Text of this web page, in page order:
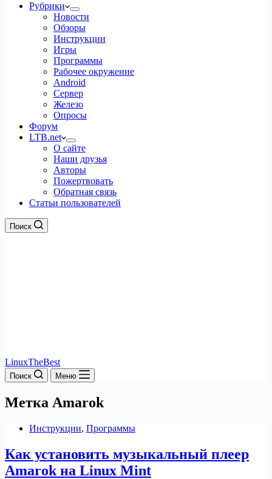
Рубрики
Новости
Обзоры
Инструкции
Игры
Программы
Рабочее окружение
Android
Сервер
Железо
Опросы
Форум
LTB.net
О сайте
Наши друзья
Авторы
Пожертвовать
Обратная связь
Статьи пользователей
Поиск
LinuxTheBest
Поиск Меню
Метка Amarok
Инструкции, Программы
Как установить музыкальный плеер
Amarok на Linux Mint